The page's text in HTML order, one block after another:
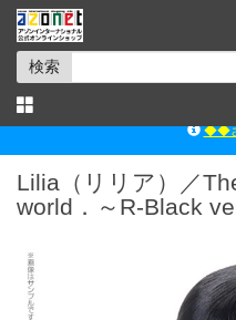
検索
アゾン
ｱｿﾞ
◆◆
Lilia（リリア）／
world．～R-Black